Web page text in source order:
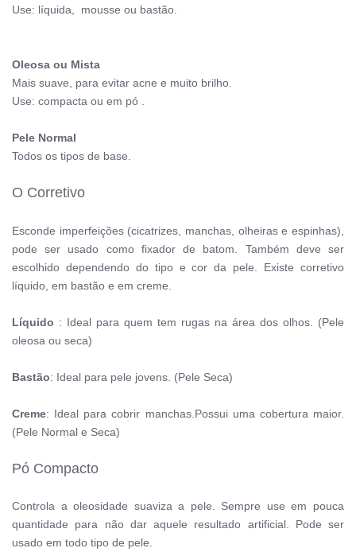
Use: líquida, mousse ou bastão.
Oleosa ou Mista
Mais suave, para evitar acne e muito brilho.
Use: compacta ou em pó .
Pele Normal
Todos os tipos de base.
O Corretivo
Esconde imperfeições (cicatrizes, manchas, olheiras e espinhas),
pode ser usado como fixador de batom. Também deve ser
escolhido dependendo do tipo e cor da pele. Existe corretivo
líquido, em bastão e em creme.
Líquido : Ideal para quem tem rugas na área dos olhos. (Pele
oleosa ou seca)
Bastão: Ideal para pele jovens. (Pele Seca)
Creme: Ideal para cobrir manchas.Possui uma cobertura maior.
(Pele Normal e Seca)
Pó Compacto
Controla a oleosidade suaviza a pele. Sempre use em pouca
quantidade para não dar aquele resultado artificial. Pode ser
usado em todo tipo de pele.